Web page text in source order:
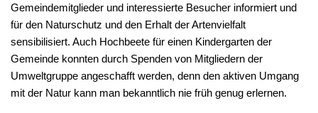
Gemeindemitglieder und interessierte Besucher informiert und
für den Naturschutz und den Erhalt der Artenvielfalt
sensibilisiert. Auch Hochbeete für einen Kindergarten der
Gemeinde konnten durch Spenden von Mitgliedern der
Umweltgruppe angeschafft werden, denn den aktiven Umgang
mit der Natur kann man bekanntlich nie früh genug erlernen.